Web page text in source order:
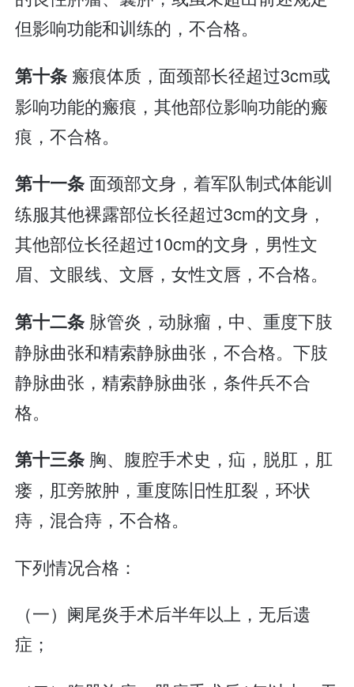
但影响功能和训练的，不合格。
第十条 瘢痕体质，面颈部长径超过3cm或
影响功能的瘢痕，其他部位影响功能的瘢
痕，不合格。
第十一条面颈部文身，着军队制式体能训
练服其他裸露部位长径超过3cm的文身，
其他部位长径超过10cm的文身，男性文
眉、文眼线、文唇，女性文唇，不合格。
第十二条 脉管炎，动脉瘤，中、重度下肢
静脉曲张和精索静脉曲张，不合格。下肢
静脉曲张，精索静脉曲张，条件兵不合
格。
第十三条 胸、腹腔手术史，疝，脱肛，肛
瘘，肛旁脓肿，重度陈旧性肛裂，环状
痔，混合痔，不合格。
下列情况合格：
（一）阑尾炎手术后半年以上，无后遗
症；